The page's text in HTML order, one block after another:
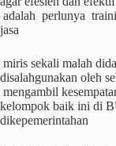
adalah perlunya
jasa
miris sekali malah
disalahgunakan oleh
mengambil
kelompok baik ini di
dikepemerintahan